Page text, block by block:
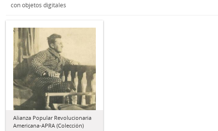
con objetos digitales
Alianza Popular Revolucionaria
Americana-APRA (Colección)